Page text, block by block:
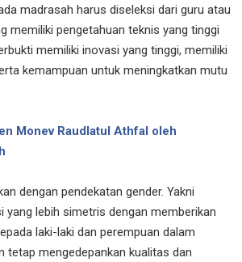
madrasah harus diseleksi dari guru atau
memiliki pengetahuan teknis yang tinggi
memiliki inovasi yang tinggi, memiliki
kemampuan untuk meningkatkan mutu
Monev Raudlatul Athfal oleh
dengan pendekatan gender. Yakni
yang lebih simetris dengan memberikan
laki-laki dan perempuan dalam
tetap mengedepankan kualitas dan